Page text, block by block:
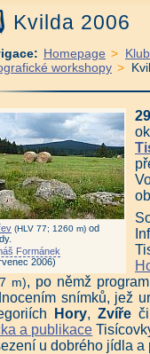
Kvilda 2006
Homepage >
workshopy >
(HLV 77; 1260 m) od
Formánek
2006)
m), po němž
snímků, jež
Hory, Zvíře
a publikace
u dobrého jídla a